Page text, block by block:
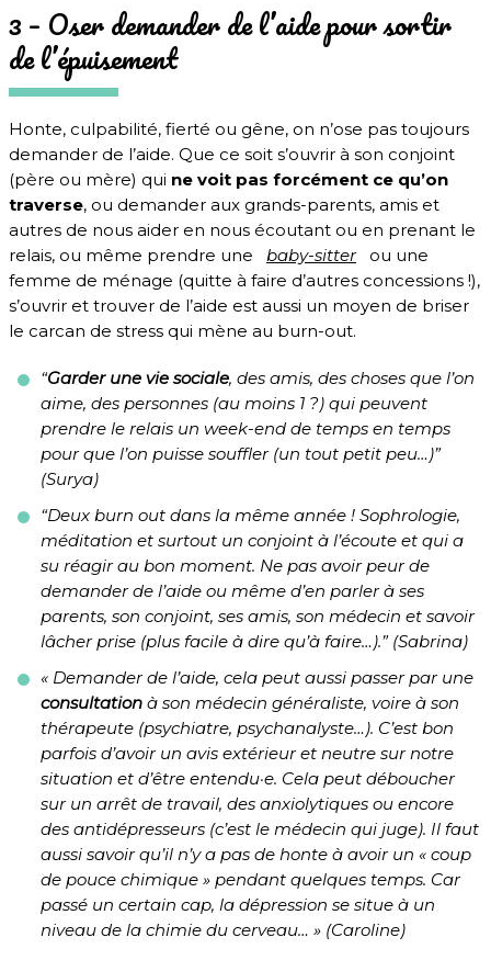
3 – Oser demander de l’aide pour sortir
de l’épuisement
Honte, culpabilité, fierté ou gêne, on n’ose pas toujours
demander de l’aide. Que ce soit s’ouvrir à son conjoint
(père ou mère) qui ne voit pas forcément ce qu’on
traverse, ou demander aux grands-parents, amis et
autres de nous aider en nous écoutant ou en prenant le
relais, ou même prendre une
baby-sitter
ou une
femme de ménage (quitte à faire d’autres concessions !),
s’ouvrir et trouver de l’aide est aussi un moyen de briser
le carcan de stress qui mène au burn-out.
“Garder une vie sociale, des amis, des choses que l’on
aime, des personnes (au moins 1 ?) qui peuvent
prendre le relais un week-end de temps en temps
pour que l’on puisse souffler (un tout petit peu…)”
(Surya)
“Deux burn out dans la même année ! Sophrologie,
méditation et surtout un conjoint à l’écoute et qui a
su réagir au bon moment. Ne pas avoir peur de
demander de l’aide ou même d’en parler à ses
parents, son conjoint, ses amis, son médecin et savoir
lâcher prise (plus facile à dire qu’à faire…).” (Sabrina)
« Demander de l’aide, cela peut aussi passer par une
consultation à son médecin généraliste, voire à son
thérapeute (psychiatre, psychanalyste…). C’est bon
parfois d’avoir un avis extérieur et neutre sur notre
situation et d’être entendu·e. Cela peut déboucher
sur un arrêt de travail, des anxiolytiques ou encore
des antidépresseurs (c’est le médecin qui juge). Il faut
aussi savoir qu’il n’y a pas de honte à avoir un « coup
de pouce chimique » pendant quelques temps. Car
passé un certain cap, la dépression se situe à un
niveau de la chimie du cerveau… » (Caroline)